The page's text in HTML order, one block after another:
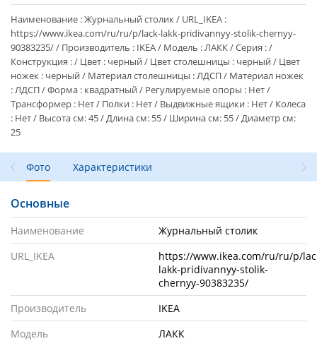
Наименование : Журнальный столик / URL_IKEA :
https://www.ikea.com/ru/ru/p/lack-lakk-pridivannyy-stolik-chernyy-
90383235/ / Производитель : IKEA / Модель : ЛАКК / Серия : /
Конструкция : / Цвет : черный / Цвет столешницы : черный / Цвет
ножек : черный / Материал столешницы : ЛДСП / Материал ножек
: ЛДСП / Форма : квадратный / Регулируемые опоры : Нет /
Трансформер : Нет / Полки : Нет / Выдвижные ящики : Нет / Колеса
: Нет / Высота см: 45 / Длина см: 55 / Ширина см: 55 / Диаметр см:
25
Фото Характеристики
Основные
Наименование
Журнальный столик
URL_IKEA
https://www.ikea.com/ru/ru/p/
lakk-pridivannyy-stolik-
chernyy-90383235/
Производитель
IKEA
Модель
ЛАКК